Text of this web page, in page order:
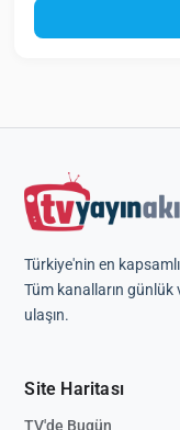
Türkiye'nin en
Tüm kanalların günlük
ulaşın.
Site Haritası
TV'de Bugün